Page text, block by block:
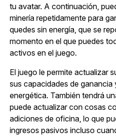
tu avatar. A continuación,
minería repetidamente para
quedes sin energía, que se
momento en el que puedes
activos en el juego.
El juego le permite actualizar
sus capacidades de ganancia
energética. También tendrá
puede actualizar con cosas
adiciones de oficina, lo que
ingresos pasivos incluso